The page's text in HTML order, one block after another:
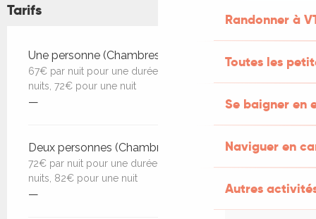
Randonner à
Toutes les
Se baigner en
Naviguer en
Autres
Tarifs
Tarifs 2026
Une personne (Chambres d'hôtes)
67€ par nuit pour une durée d'une semaine, 69€ pour 3
nuits, 72€ pour une nuit
—
Deux personnes (Chambres d'hôtes)
72€ par nuit pour une durée d'une semaine, 79€ pour 3
nuits, 82€ pour une nuit
—